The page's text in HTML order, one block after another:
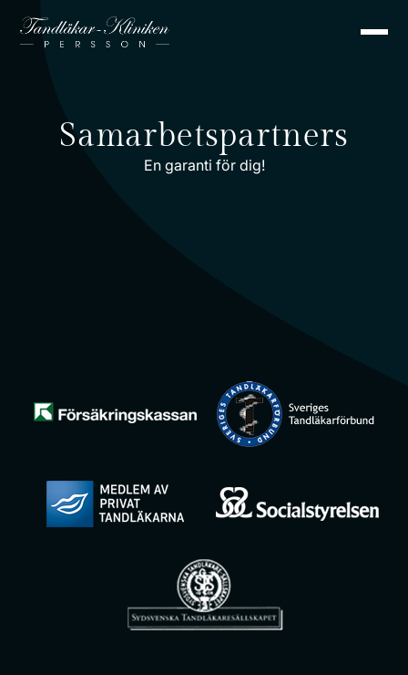
Samarbetspartners
En garanti för dig!